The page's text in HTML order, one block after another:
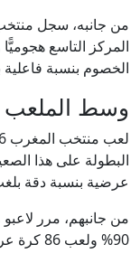
الخصوم بنسبة فاعلية
وسط الملعب
عرضية بنسبة دقة بلغت
90% ولعب 86 كرة عرضية بنسبة دقة بلغت 13%.